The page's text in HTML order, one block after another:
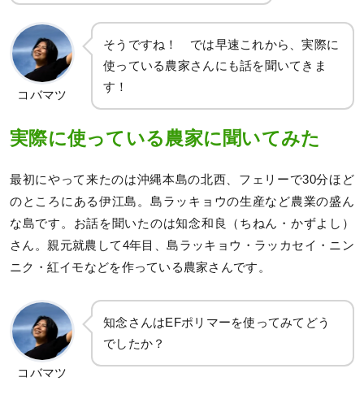
コバマツ
そうですね！ では早速これから、実際に
使っている農家さんにも話を聞いてきま
す！
実際に使っている農家に聞いてみた
最初にやって来たのは沖縄本島の北西、フェリーで30分ほど
のところにある伊江島。島ラッキョウの生産など農業の盛ん
な島です。お話を聞いたのは知念和良（ちねん・かずよし）
さん。親元就農して4年目、島ラッキョウ・ラッカセイ・ニン
ニク・紅イモなどを作っている農家さんです。
コバマツ
知念さんはEFポリマーを使ってみてどう
でしたか？